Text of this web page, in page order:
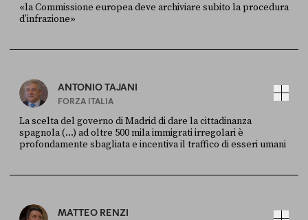
«la Commissione europea deve archiviare subito la procedura
d’infrazione»
ANTONIO TAJANI
FORZA ITALIA
La scelta del governo di Madrid di dare la cittadinanza
spagnola (...) ad oltre 500 mila immigrati irregolari è
profondamente sbagliata e incentiva il traffico di esseri umani
MATTEO RENZI